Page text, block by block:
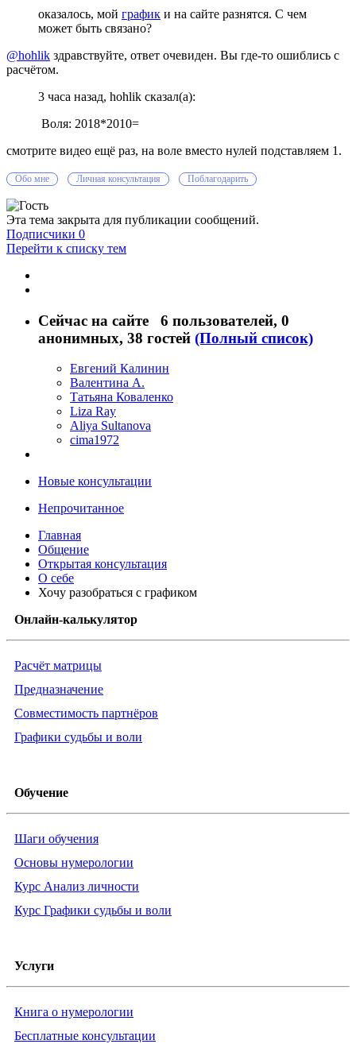
оказалось, мой график и на сайте разнятся. С чем
может быть связано?
@hohlik здравствуйте, ответ очевиден. Вы где-то ошиблись с
расчётом.
3 часа назад, hohlik сказал(а):
Воля: 2018*2010=
смотрите видео ещё раз, на воле вместо нулей подставляем 1.
Обо мне Личная консультация Поблагодарить
Эта тема закрыта для публикации сообщений.
Подписчики 0
Перейти к списку тем
Сейчас на сайте 6 пользователей, 0
анонимных, 38 гостей (Полный список)
Евгений Калинин
Валентина А.
Татьяна Коваленко
Liza Ray
Aliya Sultanova
cima1972
Новые консультации
Непрочитанное
Главная
Общение
Открытая консультация
О себе
Хочу разобраться с графиком
Онлайн-калькулятор
Расчёт матрицы
Предназначение
Совместимость партнёров
Графики судьбы и воли
Обучение
Шаги обучения
Основы нумерологии
Курс Анализ личности
Курс Графики судьбы и воли
Услуги
Книга о нумерологии
Бесплатные консультации